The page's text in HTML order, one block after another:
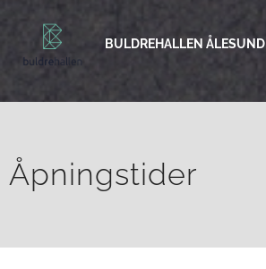
BULDREHALLEN ÅLESUND
Åpningstider